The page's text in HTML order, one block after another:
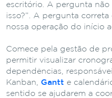
escritório. A pergunta não
isso?”. A pergunta correta
nossa operação do início
Comece pela gestão de
permitir visualizar
dependências,
Kanban, Gantt e
sentido se ajudarem a